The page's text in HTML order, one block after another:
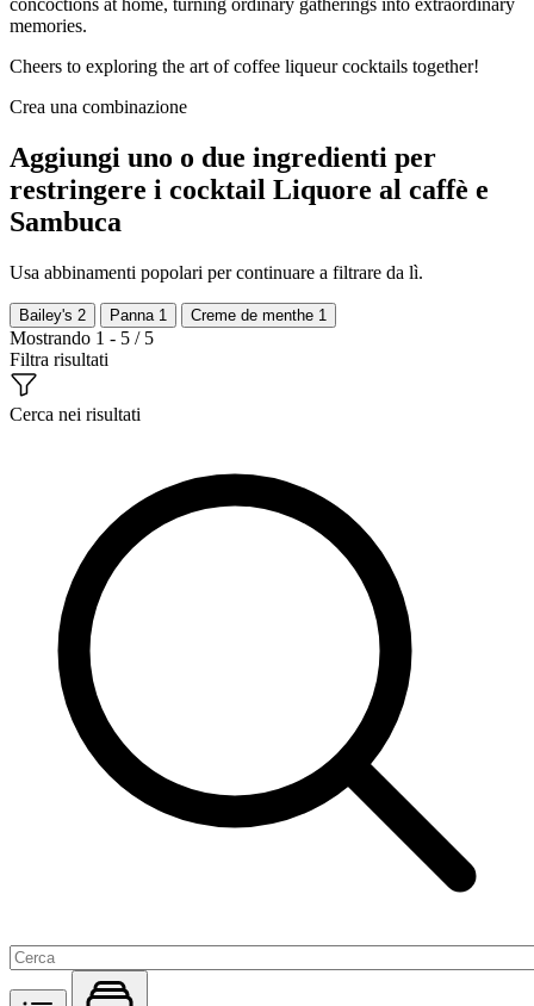
concoctions at home, turning ordinary gatherings into extraordinary
memories.
Cheers to exploring the art of coffee liqueur cocktails together!
Crea una combinazione
Aggiungi uno o due ingredienti per
restringere i cocktail Liquore al caffè e
Sambuca
Usa abbinamenti popolari per continuare a filtrare da lì.
Bailey's 2 Panna 1 Creme de menthe 1
Mostrando 1 - 5 / 5
Filtra risultati
Cerca nei risultati